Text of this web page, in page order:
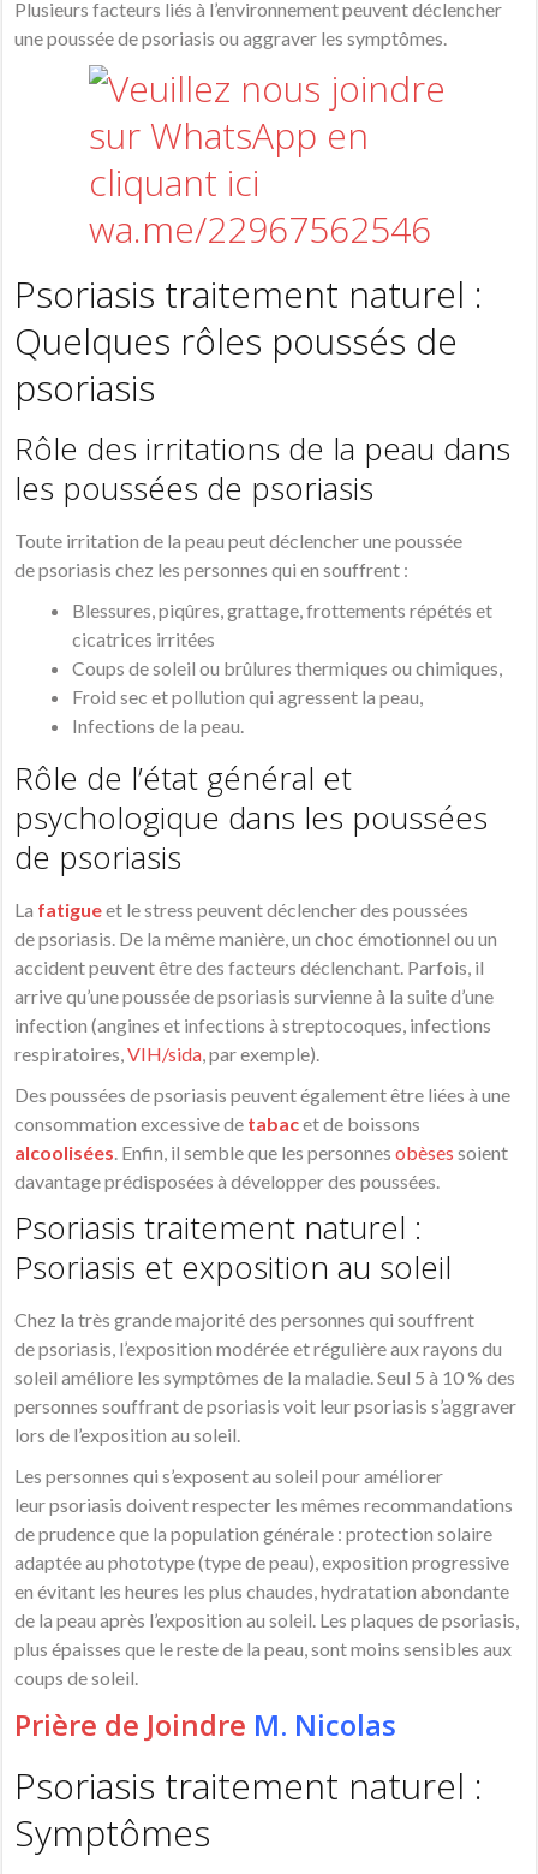
Plusieurs facteurs liés à l’environnement peuvent déclencher
une poussée depsoriasis ou aggraver lessymptômes
Psoriasis traitement naturel :
Quelques rôles poussés de
psoriasis
Rôle des irritations de la peau dans
les poussées de psoriasis
Toute irritation de la peau peut déclencher une poussée
depsoriasis chez les personnes qui en souffrent :
Blessures, piqûres, grattage, frottements répétés et
cicatrices irritées
Coups de soleil ou brûlures thermiques ou chimiques,
Froid sec et pollution qui agressent la peau,
Infections de la peau.
Rôle de l’état général et
psychologique dans les poussées
de psoriasis
La fatigueet le stress peuvent déclencher des poussées
depsoriasis . De la même manière, unchoc émotionnel ou un
accident peuvent être des facteurs déclenchant. Parfois, il
arrive qu’une poussée depsoriasis survienne à la suite d’une
infection (angines et infections à streptocoques, infections
respiratoires,VIH/sida , par exemple).
Des poussées depsoriasis peuvent également être liées à une
consommation excessive de tabacet de boissons
alcoolisées . Enfin, il semble que les personnesobèses soient
davantage prédisposées à développer des poussées.
Psoriasis traitement naturel :
Psoriasis et exposition au soleil
Chez la très grande majorité des personnes qui souffrent
depsoriasis , l’exposition modérée et régulière aux rayons du
soleil améliore lessymptômes de la maladie. Seul 5 à 10 % des
personnes souffrant depsoriasis voit leurpsoriasis s’aggraver
lors de l’exposition au soleil.
Les personnes qui s’exposent au soleil pour améliorer
leurpsoriasis doivent respecter les mêmes recommandations
de prudence que la population générale : protection solaire
adaptée au phototype (type de peau), exposition progressive
en évitant les heures les plus chaudes, hydratation abondante
de la peau après l’exposition au soleil. Les plaques depsoriasis
plus épaisses que le reste de la peau, sont moins sensibles aux
coups de soleil.
Prière de Joindre M. Nicolas
Psoriasis traitement naturel :
Symptômes